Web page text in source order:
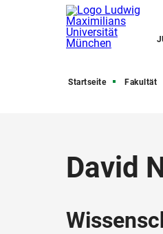
Startseite Fakultät
David